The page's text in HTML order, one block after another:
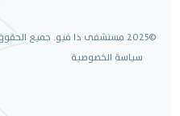
©2025 مستشفى ذا فيو. جميع الحقوق محفوظة.
سياسة الخصوصية